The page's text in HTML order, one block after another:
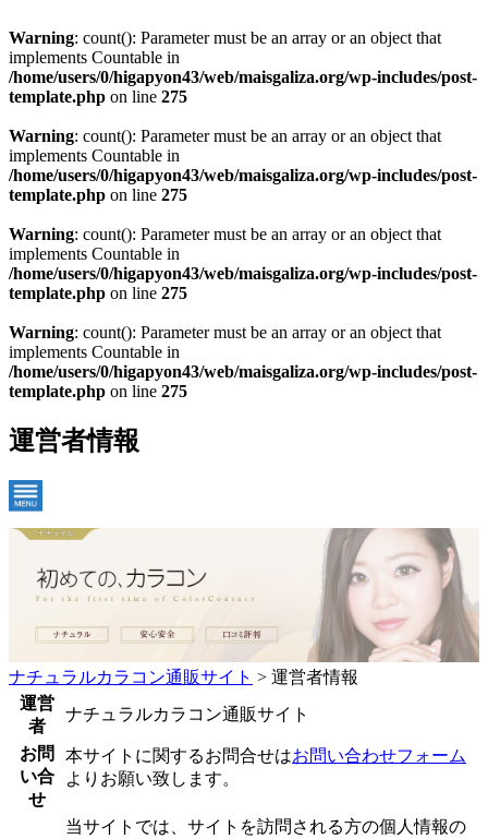
Warning: count(): Parameter must be an array or an object that
implements Countable in
/home/users/0/higapyon43/web/maisgaliza.org/wp-includes/post-
template.php on line 275
Warning: count(): Parameter must be an array or an object that
implements Countable in
/home/users/0/higapyon43/web/maisgaliza.org/wp-includes/post-
template.php on line 275
Warning: count(): Parameter must be an array or an object that
implements Countable in
/home/users/0/higapyon43/web/maisgaliza.org/wp-includes/post-
template.php on line 275
Warning: count(): Parameter must be an array or an object that
implements Countable in
/home/users/0/higapyon43/web/maisgaliza.org/wp-includes/post-
template.php on line 275
運営者情報
ナチュラルカラコン通販サイト > 運営者情報
運営
者
ナチュラルカラコン通販サイト
お問
い合
せ
本サイトに関するお問合せはお問い合わせフォーム
よりお願い致します。
当サイトでは、サイトを訪問される方の個人情報の